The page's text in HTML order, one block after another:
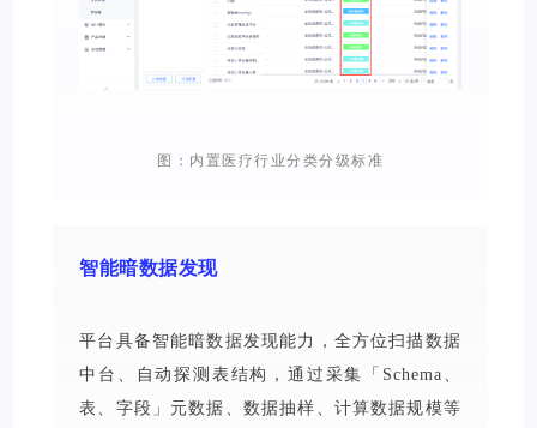
图：内置医疗行业分类分级标准
智能暗数据发现
平台具备智能暗数据发现能力，全方位扫描数据
中台、自动探测表结构，通过采集「Schema、
表、字段」元数据、数据抽样、计算数据规模等